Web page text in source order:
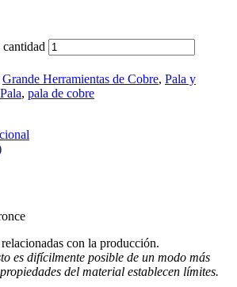
Grande Herramientas de Cobre, Pala y
Pala, pala de cobre
con la producción.
es difícilmente posible de un modo más
del material establecen límites.